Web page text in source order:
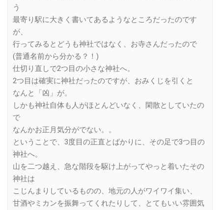
う
最寄り駅に大きく書いてあるようなところだったのです
が、
行ってみるとどうも神社ではなく、お寺さんだったので
(普通名前から分かる？！)
仕切り直しで2つ目の小さな神社へ。
2つ目は確実に神社だったのですが、おみくじを引くと
なんと「凶」が。
しかも神社自体も人がほとんどいなく、閑散としていたの
で
なんかお正月気分がでない。。
ということで、3度目の正直とばかりに、その足で3つ目の
神社へ。
山を二つ越え、急な階段を駆け上がってやっと着いたその
神社は
こじんまりしているものの、地元の人がワイワイ集い、
甘酒やミカンを振舞ってくれたりして、とてもいい雰囲気